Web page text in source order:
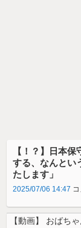
【！？】日本
する、なんとい
たします」
2025/07/06 14:47
【動画】 おばち